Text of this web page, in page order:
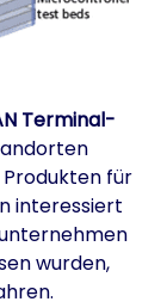
Terminal-
für
interessiert
wurden,